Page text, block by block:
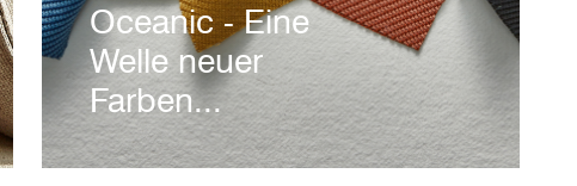
Oceanic - Eine
Welle neuer
Farben...
Aus 100 Prozent recyceltem